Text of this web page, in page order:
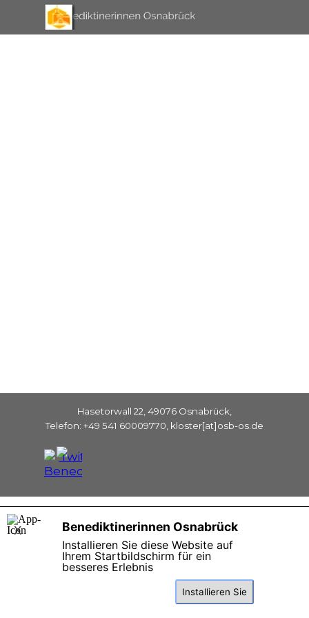
Direkt zum Seiteninhalt
Menü überspringen
Hasetorwall 22, 49076 Osnabrück,
Telefon: +49 541 60009770, kloster[at]osb-os.de
Benediktinerinnen Osnabrück
Installieren Sie diese Website auf
Ihrem Startbildschirm für ein
besseres Erlebnis
Installieren Sie
X